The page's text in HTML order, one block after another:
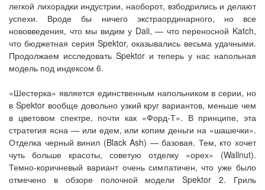
легкой лихорадки индустрии, наоборот, взбодрились и делают
успехи. Вроде бы ничего экстраординарного, но все
нововведения, что мы видим у Dali, — что переносной Katch,
что бюджетная серия Spektor, оказывались весьма удачными.
Продолжаем исследовать Spektor и теперь у нас напольная
модель под индексом 6.
«Шестерка» является единственным напольником в серии, но
в Spektor вообще довольно узкий круг вариантов, меньше чем
в цветовом спектре, почти как «Форд-Т». В принципе, эта
стратегия ясна — или едем, или копим деньги на «шашечки».
Отделка черный винил (Black Ash) — базовая. Тем, кто хочет
чуть больше красоты, советую отделку «орех» (Wallnut).
Темно-коричневый вариант очень симпатичен, что уже было
отмечено в обзоре полочной модели Spektor 2. Гриль